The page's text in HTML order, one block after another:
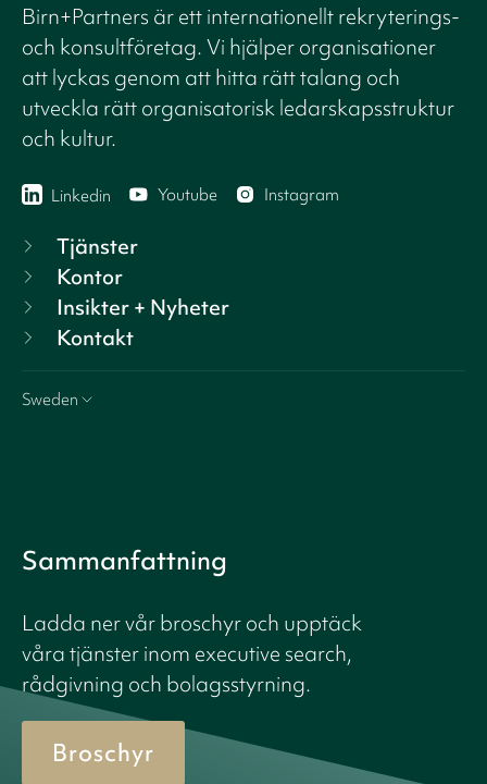
Birn+Partners är ett internationellt rekryterings-
och konsultföretag. Vi hjälper organisationer
att lyckas genom att hitta rätt talang och
utveckla rätt organisatorisk ledarskapsstruktur
och kultur.
Linkedin Youtube Instagram
Tjänster
Kontor
Insikter + Nyheter
Kontakt
Sweden
Sammanfattning
Ladda ner vår broschyr och upptäck
våra tjänster inom executive search,
rådgivning och bolagsstyrning.
Broschyr